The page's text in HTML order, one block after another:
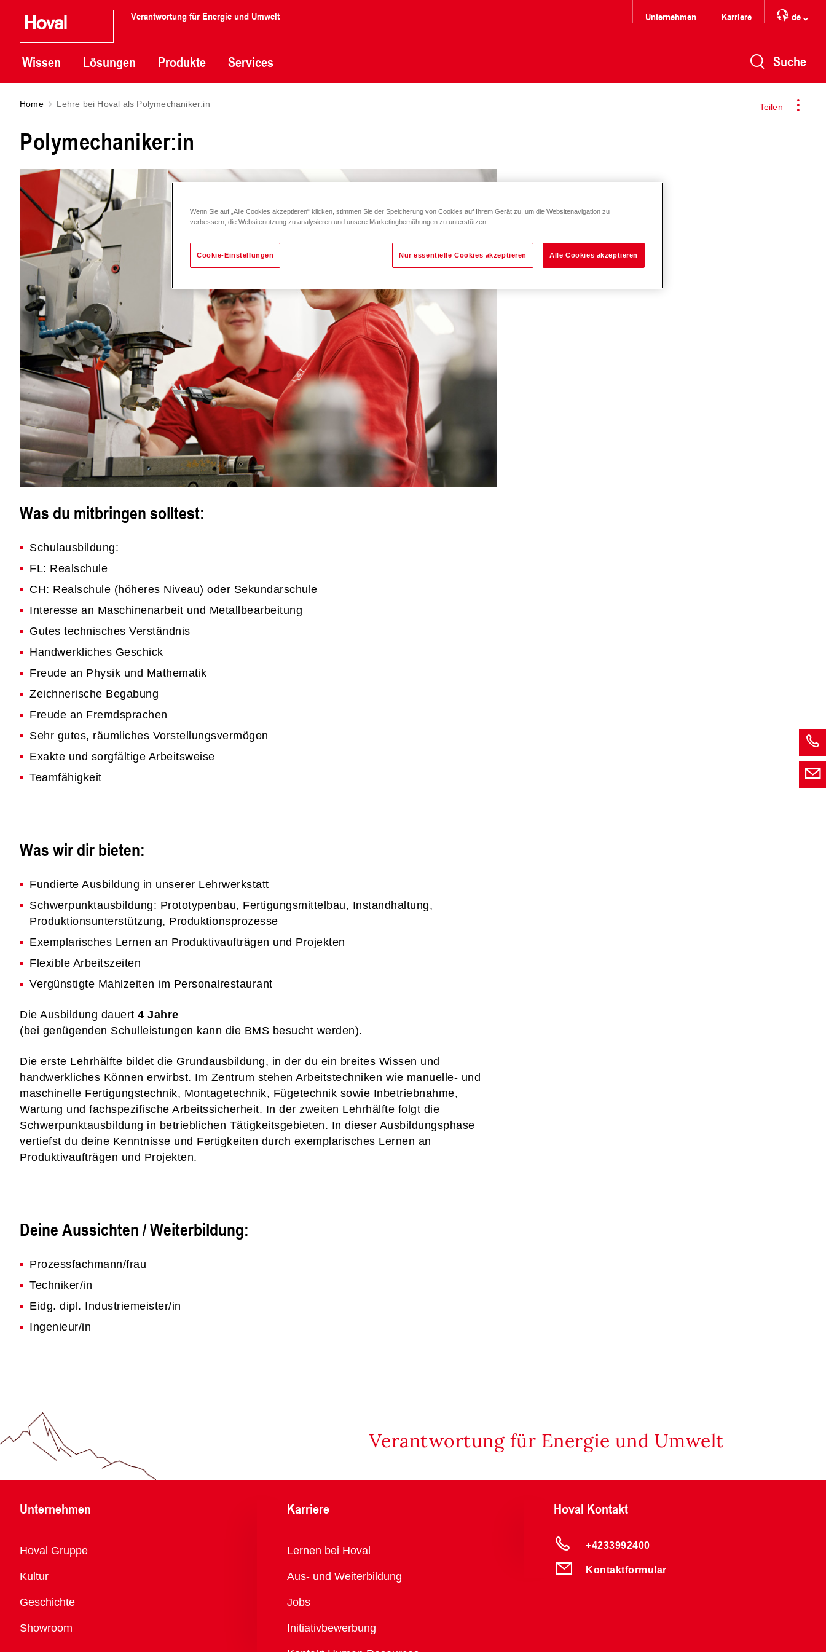
Verantwortung für Energie und Umwelt
Wissen Lösungen Produkte Services
Unternehmen Karriere de
Suche
Teilen
Home Lehre bei Hoval als Polymechaniker:in
Polymechaniker:in
Was du mitbringen solltest:
Schulausbildung:
FL: Realschule
CH: Realschule (höheres Niveau) oder Sekundarschule
Interesse an Maschinenarbeit und Metallbearbeitung
Gutes technisches Verständnis
Handwerkliches Geschick
Freude an Physik und Mathematik
Zeichnerische Begabung
Freude an Fremdsprachen
Sehr gutes, räumliches Vorstellungsvermögen
Exakte und sorgfältige Arbeitsweise
Teamfähigkeit
Was wir dir bieten:
Fundierte Ausbildung in unserer Lehrwerkstatt
Schwerpunktausbildung: Prototypenbau, Fertigungsmittelbau, Instandhaltung,
Produktionsunterstützung, Produktionsprozesse
Exemplarisches Lernen an Produktivaufträgen und Projekten
Flexible Arbeitszeiten
Vergünstigte Mahlzeiten im Personalrestaurant
Die Ausbildung dauert 4 Jahre
(bei genügenden Schulleistungen kann die BMS besucht werden).
Die erste Lehrhälfte bildet die Grundausbildung, in der du ein breites Wissen und
handwerkliches Können erwirbst. Im Zentrum stehen Arbeitstechniken wie manuelle- und
maschinelle Fertigungstechnik, Montagetechnik, Fügetechnik sowie Inbetriebnahme,
Wartung und fachspezifische Arbeitssicherheit. In der zweiten Lehrhälfte folgt die
Schwerpunktausbildung in betrieblichen Tätigkeitsgebieten. In dieser Ausbildungsphase
vertiefst du deine Kenntnisse und Fertigkeiten durch exemplarisches Lernen an
Produktivaufträgen und Projekten.
Deine Aussichten / Weiterbildung:
Prozessfachmann/frau
Techniker/in
Eidg. dipl. Industriemeister/in
Ingenieur/in
Verantwortung für Energie und Umwelt
Unternehmen
Übersicht
Hoval Gruppe
Kultur
Geschichte
Showroom
Karriere
Übersicht
Lernen bei Hoval
Aus- und Weiterbildung
Jobs
Initiativbewerbung
Hoval Kontakt
+4233992400
Kontaktformular
Wenn Sie auf „Alle Cookies akzeptieren“ klicken, stimmen Sie der Speicherung von Cookies auf Ihrem Gerät zu, um die Websitenavigation zu
verbessern, die Websitenutzung zu analysieren und unsere Marketingbemühungen zu unterstützen.
Cookie-Einstellungen Nur essentielle Cookies akzeptieren Alle Cookies akzeptieren